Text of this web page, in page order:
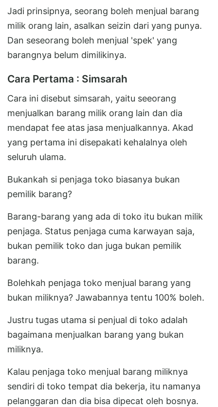
Jadi prinsipnya, seorang boleh menjual barang
milik orang lain, asalkan seizin dari yang punya.
Dan seseorang boleh menjual 'spek' yang
barangnya belum dimilikinya.
Cara Pertama : Simsarah
Cara ini disebut simsarah, yaitu seeorang
menjualkan barang milik orang lain dan dia
mendapat fee atas jasa menjualkannya. Akad
yang pertama ini disepakati kehalalnya oleh
seluruh ulama.
Bukankah si penjaga toko biasanya bukan
pemilik barang?
Barang-barang yang ada di toko itu bukan milik
penjaga. Status penjaga cuma karwayan saja,
bukan pemilik toko dan juga bukan pemilik
barang.
Bolehkah penjaga toko menjual barang yang
bukan miliknya? Jawabannya tentu 100% boleh.
Justru tugas utama si penjual di toko adalah
bagaimana menjualkan barang yang bukan
miliknya.
Kalau penjaga toko menjual barang miliknya
sendiri di toko tempat dia bekerja, itu namanya
pelanggaran dan dia bisa dipecat oleh bosnya.